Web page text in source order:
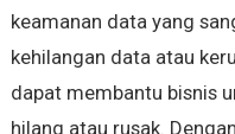
keamanan data yang
kehilangan data atau
dapat membantu bisnis
hilang atau rusak.